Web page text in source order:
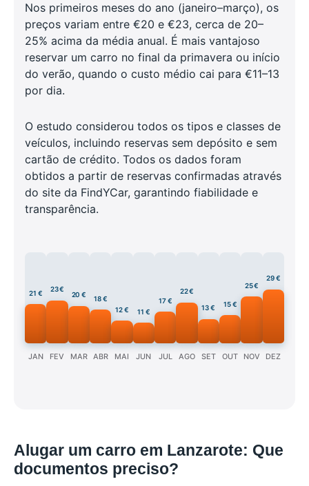
Nos primeiros meses do ano (janeiro–março), os
preços variam entre €20 e €23, cerca de 20–
25% acima da média anual. É mais vantajoso
reservar um carro no final da primavera ou início
do verão, quando o custo médio cai para €11–13
por dia.
O estudo considerou todos os tipos e classes de
veículos, incluindo reservas sem depósito e sem
cartão de crédito. Todos os dados foram
obtidos a partir de reservas confirmadas através
do site da FindYCar, garantindo fiabilidade e
transparência.
21 €
JAN
23 €
FEV
20 €
MAR
18 €
ABR
12 €
MAI
11 €
JUN
17 €
JUL
22 €
AGO
13 €
SET
15 €
OUT
25 €
NOV
29 €
DEZ
Alugar um carro em Lanzarote: Que
documentos preciso?